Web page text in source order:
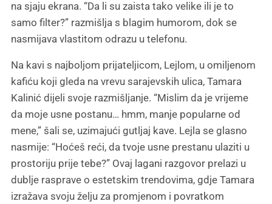
na sjaju ekrana. “Da li su zaista tako velike ili je to
samo filter?” razmišlja s blagim humorom, dok se
nasmijava vlastitom odrazu u telefonu.
Na kavi s najboljom prijateljicom, Lejlom, u omiljenom
kafiću koji gleda na vrevu sarajevskih ulica, Tamara
Kalinić dijeli svoje razmišljanje. “Mislim da je vrijeme
da moje usne postanu… hmm, manje popularne od
mene,” šali se, uzimajući gutljaj kave. Lejla se glasno
nasmije: “Hoćeš reći, da tvoje usne prestanu ulaziti u
prostoriju prije tebe?” Ovaj lagani razgovor prelazi u
dublje rasprave o estetskim trendovima, gdje Tamara
izražava svoju želju za promjenom i povratkom